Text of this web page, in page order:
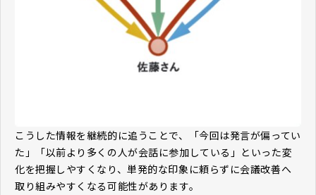
こうした情報を継続的に追うことで、「今回は発言が偏ってい
た」「以前より多くの人が会話に参加している」といった変
化を把握しやすくなり、単発的な印象に頼らずに会議改善へ
取り組みやすくなる可能性があります。